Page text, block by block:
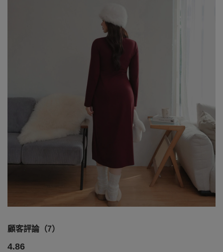
顧客評論（7）
4.86